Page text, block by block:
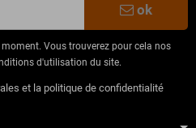
ok
Vous trouverez pour cela nos
d'utilisation du site.
et la politique de confidentialité